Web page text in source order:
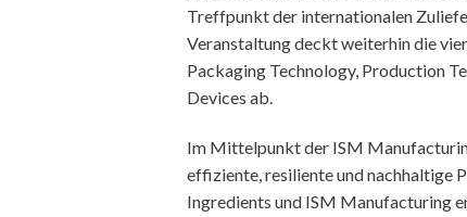
Treffpunkt der internationalen
Veranstaltung deckt weiterhin die
Packaging Technology, Production
Devices ab.
Im Mittelpunkt der ISM
effiziente, resiliente und nachhaltige
Ingredients und ISM Manufacturing